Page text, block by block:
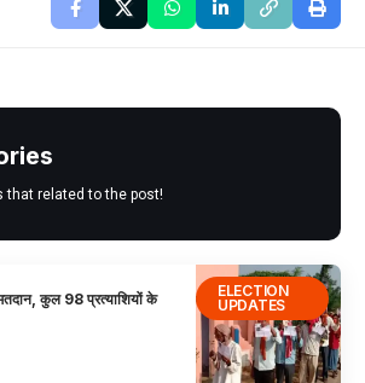
that related to the post!
ELECTION
UPDATES
कुल 98 प्रत्याशियों के